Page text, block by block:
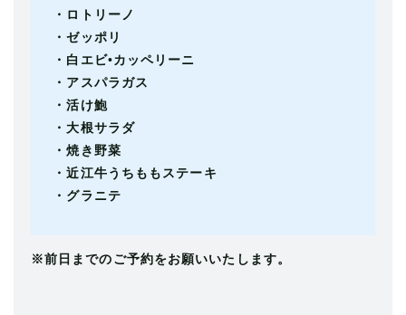
・ロトリーノ
・ゼッポリ
・白エビ•カッペリーニ
・アスパラガス
・活け鮑
・大根サラダ
・焼き野菜
・近江牛うちももステーキ
・グラニテ
※前日までのご予約をお願いいたします。